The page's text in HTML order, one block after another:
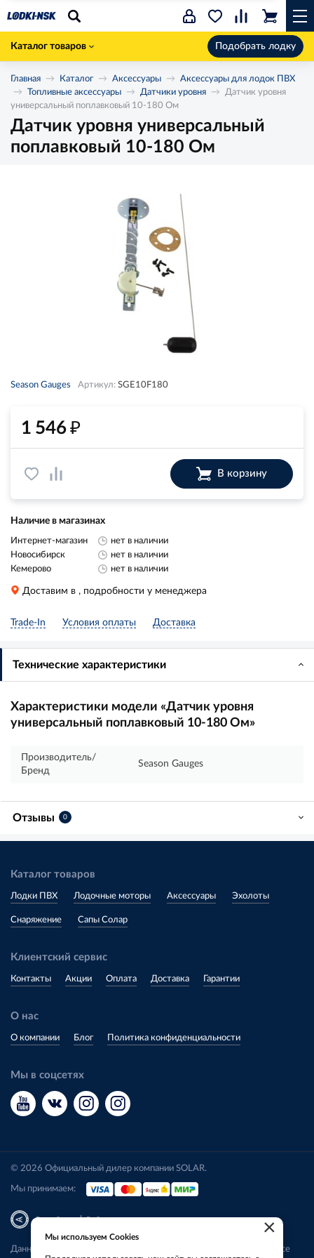
Каталог товаров Подобрать лодку
Главная Каталог Аксессуары
Аксессуары для лодок ПВХ
Топливные аксессуары
Датчики уровня
Датчик уровня
универсальный поплавковый 10-180 Ом
Датчик уровня универсальный
поплавковый 10-180 Ом
Season Gauges Артикул: SGE10F180
1 546₽
В корзину
Наличие в магазинах
Интернет-магазин
нет в наличии
Новосибирск
нет в наличии
Кемерово
нет в наличии
Доставим в , подробности у менеджера
Trade-In Условия оплаты Доставка
Технические характеристики
Характеристики модели «Датчик уровня
универсальный поплавковый 10-180 Ом»
Производитель/
Бренд
Season Gauges
Отзывы 0
Каталог товаров
Лодки ПВХ Лодочные моторы Аксессуары Эхолоты
Снаряжение Сапы Солар
Клиентский сервис
Контакты Акции Оплата Доставка Гарантии
О нас
О компании Блог Политика конфиденциальности
Мы в соцсетях
© 2026 Официальный дилер компании SOLAR.
Мы принимаем:
Разработка|Веб-аналитика
Данный сайт носит исключительно информационный характер. Все
×
Мы используем Cookies